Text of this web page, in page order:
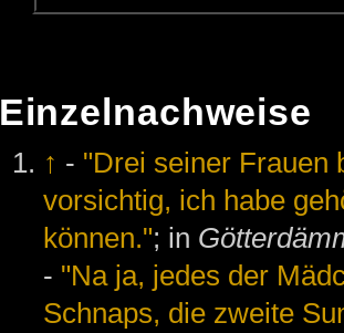
Einzelnachweise
↑ - "Drei seiner Frauen
vorsichtig, ich habe
können."; in
- "Na ja, jedes der
Schnaps, die zweite